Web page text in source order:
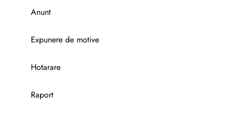
Anunt
Expunere de motive
Hotarare
Raport